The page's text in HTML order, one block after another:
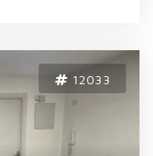
12033